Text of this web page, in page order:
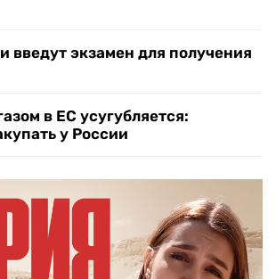
введут экзамен для получения
в ЕС усугубляется:
у России